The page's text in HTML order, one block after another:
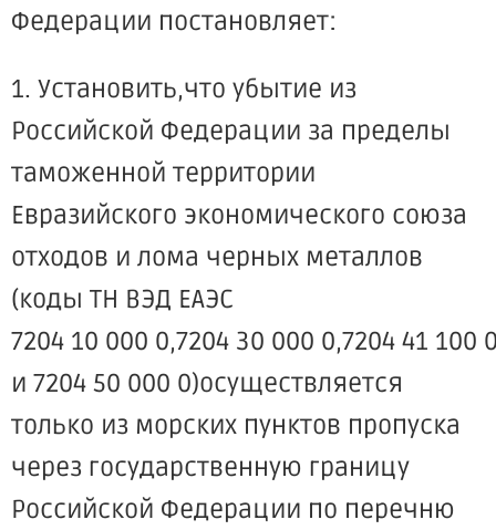
Федерации постановляет:
1. Установить,что убытие из
Российской Федерации за пределы
таможенной территории
Евразийского экономического союза
отходов и лома черных металлов
(коды ТН ВЭД ЕАЭС
7204 10 000 0,7204 30 000 0,7204 41 100
и 7204 50 000 0)осуществляется
только из морских пунктов пропуска
через государственную границу
Российской Федерации по перечню